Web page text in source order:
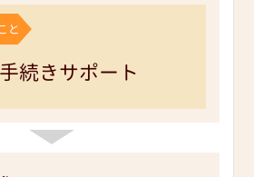
と
続きサポート